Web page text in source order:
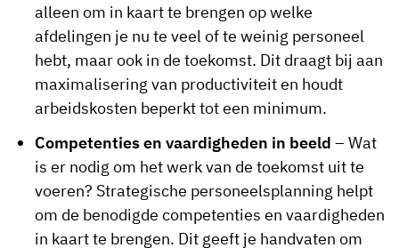
alleen om in kaart te brengen op welke
afdelingen je nu te veel of te weinig personeel
hebt, maar ook in de toekomst. Dit draagt bij aan
maximalisering van productiviteit en houdt
arbeidskosten beperkt tot een minimum.
Competenties en vaardigheden in beeld – Wat
is er nodig om het werk van de toekomst uit te
voeren? Strategische personeelsplanning helpt
om de benodigde competenties en vaardigheden
in kaart te brengen. Dit geeft je handvaten om